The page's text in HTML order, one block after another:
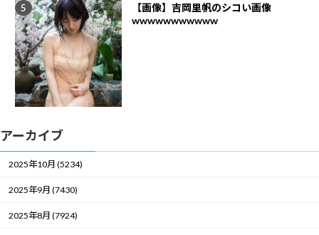
【画像】吉岡里帆のシコい画像
wwwwwwwwwww
アーカイブ
2025年10月 (5234)
2025年9月 (7430)
2025年8月 (7924)